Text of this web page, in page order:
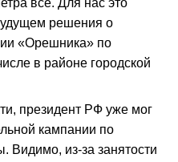
все. Для нас это
решения о
«Орешника» по
в районе городской
президент РФ уже мог
кампании по
Видимо, из-за занятости